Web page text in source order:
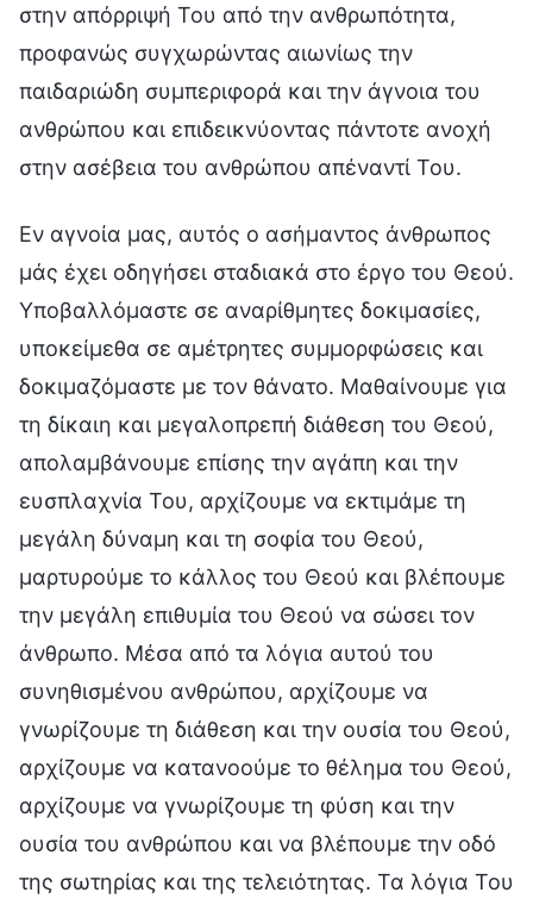
στην απόρριψή Του από την ανθρωπότητα,
προφανώς συγχωρώντας αιωνίως την
παιδαριώδη συμπεριφορά και την άγνοια του
ανθρώπου και επιδεικνύοντας πάντοτε ανοχή
στην ασέβεια του ανθρώπου απέναντί Του.
Εν αγνοία μας, αυτός ο ασήμαντος άνθρωπος
μάς έχει οδηγήσει σταδιακά στο έργο του Θεού.
Υποβαλλόμαστε σε αναρίθμητες δοκιμασίες,
υποκείμεθα σε αμέτρητες συμμορφώσεις και
δοκιμαζόμαστε με τον θάνατο. Μαθαίνουμε για
τη δίκαιη και μεγαλοπρεπή διάθεση του Θεού,
απολαμβάνουμε επίσης την αγάπη και την
ευσπλαχνία Του, αρχίζουμε να εκτιμάμε τη
μεγάλη δύναμη και τη σοφία του Θεού,
μαρτυρούμε το κάλλος του Θεού και βλέπουμε
την μεγάλη επιθυμία του Θεού να σώσει τον
άνθρωπο. Μέσα από τα λόγια αυτού του
συνηθισμένου ανθρώπου, αρχίζουμε να
γνωρίζουμε τη διάθεση και την ουσία του Θεού,
αρχίζουμε να κατανοούμε το θέλημα του Θεού,
αρχίζουμε να γνωρίζουμε τη φύση και την
ουσία του ανθρώπου και να βλέπουμε την οδό
της σωτηρίας και της τελειότητας. Τα λόγια Του